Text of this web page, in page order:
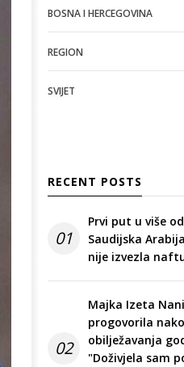
BOSNA I HERCEGOVINA
REGION
SVIJET
RECENT POSTS
01
Prvi put u više
Saudijska
nije izvezla
02
Majka Izeta
progovorila
obilježavanja
"Doživjela sam